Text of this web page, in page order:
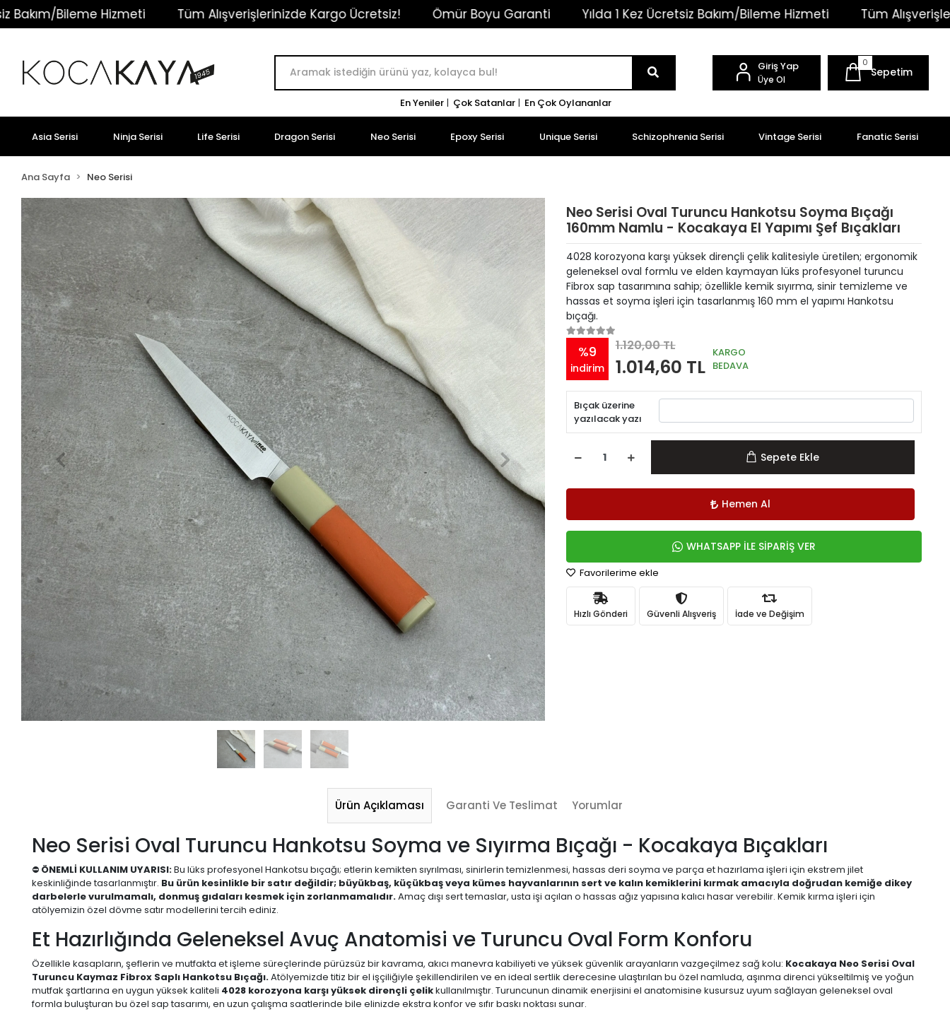
Hizmeti Tüm Alışverişlerinizde Kargo Ücretsiz! Ömür Boyu Garanti Yılda 1 Kez Ücretsiz Bakım/Bileme Hizmeti Tüm Alışverişlerinizde
En Yeniler | Çok Satanlar | En Çok Oylananlar
Giriş Yap
Üye Ol
0
Sepetim
Asia Serisi Ninja Serisi Life Serisi Dragon Serisi Neo Serisi Epoxy Serisi Unique Serisi Schizophrenia Serisi Vintage Serisi Fanatic Serisi
Ana Sayfa Neo Serisi
Neo Serisi Oval Turuncu Hankotsu Soyma Bıçağı
160mm Namlu - Kocakaya El Yapımı Şef Bıçakları
4028 korozyona karşı yüksek dirençli çelik kalitesiyle üretilen; ergonomik
geleneksel oval formlu ve elden kaymayan lüks profesyonel turuncu
Fibrox sap tasarımına sahip; özellikle kemik sıyırma, sinir temizleme ve
hassas et soyma işleri için tasarlanmış 160 mm el yapımı Hankotsu
bıçağı.
%9
indirim
1.120,00 TL
1.014,60 TL
KARGO
BEDAVA
Bıçak üzerine
yazılacak yazı
Sepete Ekle
Hemen Al
WHATSAPP İLE SİPARİŞ VER
Favorilerime ekle
Hızlı Gönderi Güvenli Alışveriş İade ve Değişim
Ürün Açıklaması Garanti Ve Teslimat Yorumlar
Neo Serisi Oval Turuncu Hankotsu Soyma ve Sıyırma Bıçağı - Kocakaya Bıçakları
⛔ ÖNEMLİ KULLANIM UYARISI:Bu lüks profesyonel Hankotsu bıçağı; etlerin kemikten sıyrılması, sinirlerin temizlenmesi, hassas deri soyma ve parça et hazırlama işleri için ekstrem jilet
keskinliğinde tasarlanmıştır. Bu ürün kesinlikle bir satır değildir; büyükbaş, küçükbaş veya kümes hayvanlarının sert ve kalın kemiklerini kırmak amacıyla doğrudan kemiğe dikey
darbelerle vurulmamalı, donmuş gıdaları kesmek için zorlanmamalıdır.Amaç dışı sert temaslar, usta işi açılan o hassas ağız yapısına kalıcı hasar verebilir. Kemik kırma işleri için
atölyemizin özel dövme satır modellerini tercih ediniz.
Et Hazırlığında Geleneksel Avuç Anatomisi ve Turuncu Oval Form Konforu
Özellikle kasapların, şeflerin ve mutfakta et işleme süreçlerinde pürüzsüz bir kavrama, akıcı manevra kabiliyeti ve yüksek güvenlik arayanların vazgeçilmez sağ kolu: Kocakaya Neo Serisi Oval
Turuncu Kaymaz Fibrox Saplı Hankotsu Bıçağı.Atölyemizde titiz bir el işçiliğiyle şekillendirilen ve en ideal sertlik derecesine ulaştırılan bu özel namluda, aşınma direnci yükseltilmiş ve yoğun
mutfak şartlarına en uygun yüksek kaliteli 4028 korozyona karşı yüksek dirençli çelikkullanılmıştır. Turuncunun dinamik enerjisini el anatomisine kusursuz uyum sağlayan geleneksel oval
formla buluşturan bu özel sap tasarımı, en uzun çalışma saatlerinde bile elinizde ekstra konfor ve sıfır baskı noktası sunar.